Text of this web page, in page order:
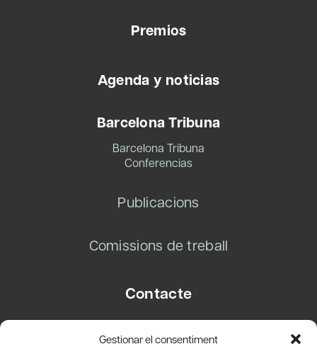
Gestionar el consentiment
Premios
Agenda y noticias
Barcelona Tribuna
Barcelona Tribuna
Conferencias
Publicacions
Comissions de treball
Contacte